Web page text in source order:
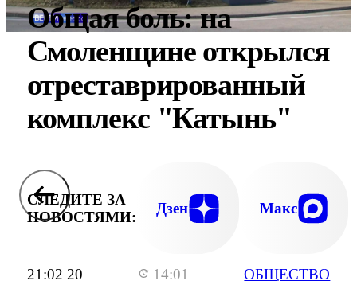
21:02 20
14:01
ОБЩЕСТВО
Общая боль: на
Смоленщине открылся
отреставрированный
комплекс "Катынь"
СЛЕДИТЕ ЗА
НОВОСТЯМИ:
Дзен Макс